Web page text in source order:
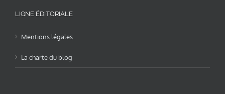
LIGNE ÉDITORIALE
Mentions légales
La charte du blog